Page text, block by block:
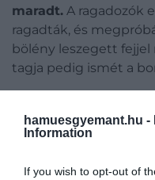
hamuesgyemant.hu -
Information
If you wish to opt-out of
maradt. A ragadozók
ragadták, és
bölény leszegett
tagja pedig ismét a
Ez is
Évtizedekig